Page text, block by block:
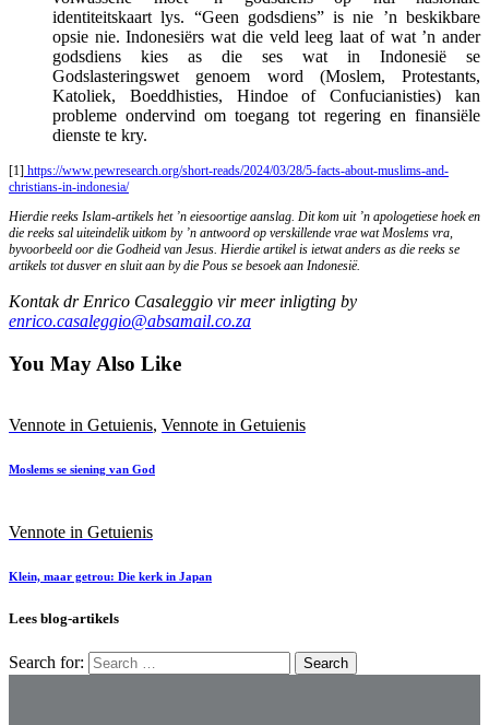
identiteitskaart lys. “Geen godsdiens” is nie ’n beskikbare
opsie nie. Indonesiërs wat die veld leeg laat of wat ’n ander
godsdiens kies as die ses wat in Indonesië se
Godslasteringswet genoem word (Moslem, Protestants,
Katoliek, Boeddhisties, Hindoe of Confucianisties) kan
probleme ondervind om toegang tot regering en finansiële
dienste te kry.
[1] https://www.pewresearch.org/short-reads/2024/03/28/5-facts-about-muslims-and-
christians-in-indonesia/
Hierdie reeks Islam-artikels het ’n eiesoortige aanslag. Dit kom uit ’n apologetiese hoek en
die reeks sal uiteindelik uitkom by ’n antwoord op verskillende vrae wat Moslems vra,
byvoorbeeld oor die Godheid van Jesus. Hierdie artikel is ietwat anders as die reeks se
artikels tot dusver en sluit aan by die Pous se besoek aan Indonesië.
Kontak dr Enrico Casaleggio vir meer inligting by
enrico.casaleggio@absamail.co.za
You May Also Like
Vennote in Getuienis, Vennote in Getuienis
Moslems se siening van God
Vennote in Getuienis
Klein, maar getrou: Die kerk in Japan
Lees blog-artikels
Search for: